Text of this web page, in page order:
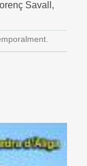
Savall,